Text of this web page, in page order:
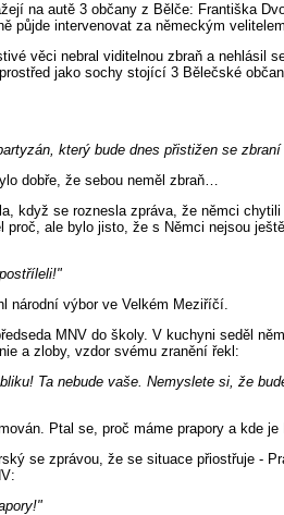
na autě 3 občany z Bělče: Františka
půjde intervenovat za německým
věci nebral viditelnou zbraň a
jako sochy stojící 3 Bělečské
který bude dnes přistižen se
dobře, že sebou neměl zbraň…
když se roznesla zpráva, že němci
proč, ale bylo jisto, že s Němci nejsou
národní výbor ve Velkém Meziříčí.
MNV do školy. V kuchyni seděl
a zloby, vzdor svému zranění řekl:
Ta nebude vaše. Nemyslete si, že
Ptal se, proč máme prapory a kde
se zprávou, že se situace přiostřuje -